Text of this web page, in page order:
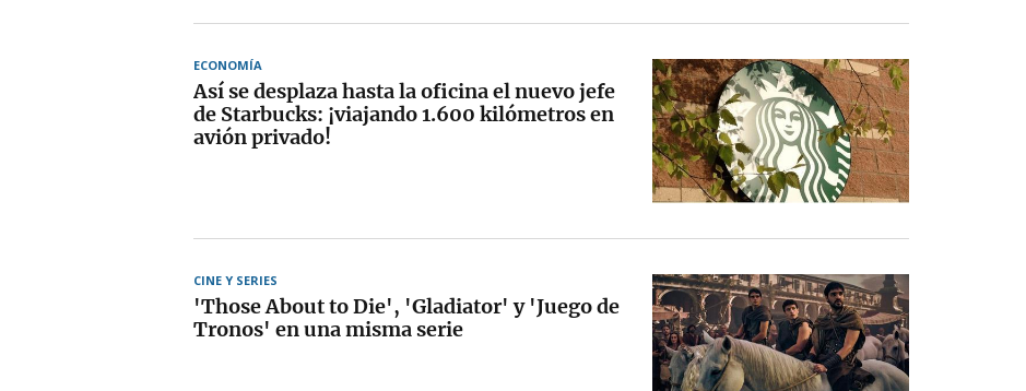
ECONOMÍA
Así se desplaza hasta la oficina el nuevo jefe
de Starbucks: ¡viajando 1.600 kilómetros en
avión privado!
CINE Y SERIES
'Those About to Die', 'Gladiator' y 'Juego de
Tronos' en una misma serie